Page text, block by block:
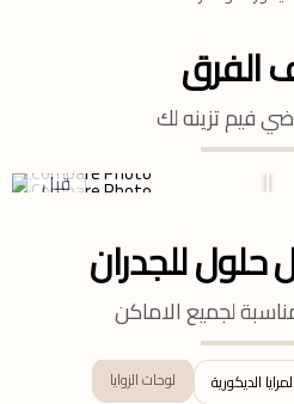
فيم تزينه لك
قبل
للجدران
لجميع الاماكن
لوحات الزوايا المرايا الديكورية